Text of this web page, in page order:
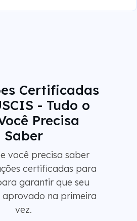
- Tudo o
Precisa
Saber
você precisa saber
certificadas para
garantir que seu
aprovado na primeira
vez.